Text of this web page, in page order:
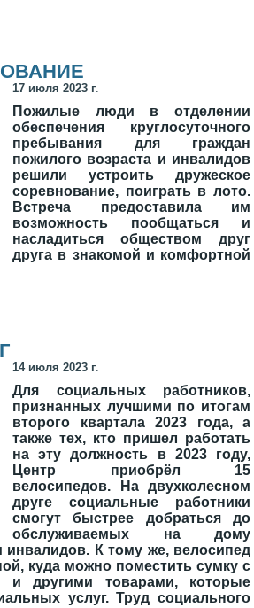
17 июля 2023 г.
Пожилые люди в отделении
обеспечения круглосуточного
пребывания для граждан
пожилого возраста и инвалидов
решили устроить дружеское
соревнование, поиграть в лото.
Встреча предоставила им
возможность пообщаться и
насладиться обществом друг
друга в знакомой и комфортной
14 июля 2023 г.
Для социальных работников,
признанных лучшими по итогам
второго квартала 2023 года, а
также тех, кто пришел работать
на эту должность в 2023 году,
Центр приобрёл 15
велосипедов. На двухколесном
друге социальные работники
смогут быстрее добраться до
обслуживаемых на дому
инвалидов. К тому же, велосипед
куда можно поместить сумку с
и другими товарами, которые
услуг. Труд социального